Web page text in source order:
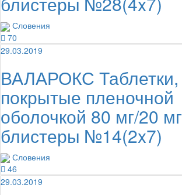
Словения
70
29.03.2019
ВАЛАРОКС Таблетки,
покрытые пленочной
оболочкой 80 мг/20 мг
блистеры №14(2x7)
Словения
46
29.03.2019